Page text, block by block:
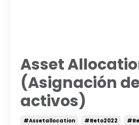
Asset
(Asignación
activos)
#assetallocation #reto2022